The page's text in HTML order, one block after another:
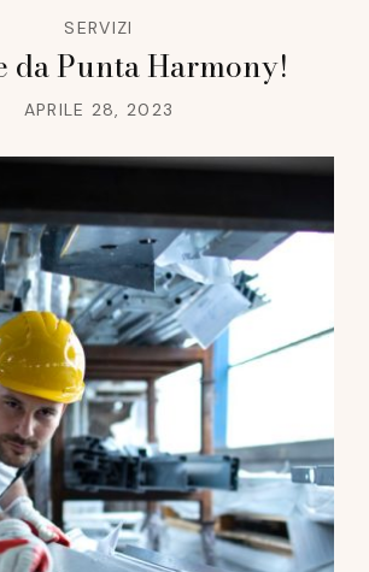
SERVIZI
da Punta Harmony!
APRILE 28, 2023